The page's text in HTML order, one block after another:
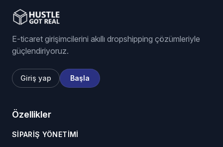
E-ticaret girişimcilerini akıllı dropshipping çözümleriyle
güçlendiriyoruz.
Giriş yap Başla
Özellikler
SIPARIŞ YÖNETIMI